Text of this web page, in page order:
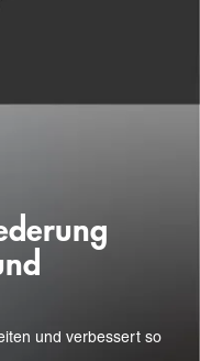
und verbessert so